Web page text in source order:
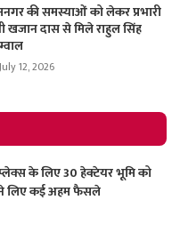
की समस्याओं को लेकर प्रभारी
खजान दास से मिले राहुल सिंह
July 12, 2026
के लिए 30 हेक्टेयर भूमि को
ने लिए कई अहम फैसले